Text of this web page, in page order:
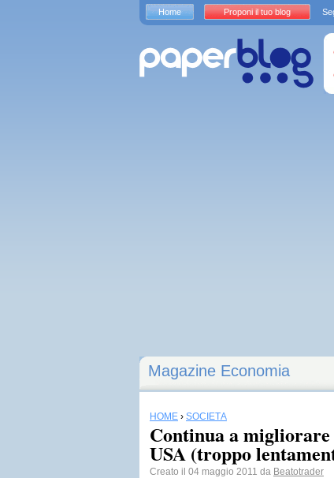
Magazine Economia
HOME › SOCIETÀ
Continua a
USA (troppo
Creato il 04 maggio 2011 da Beatotrader
Home Proponi il tuo blog